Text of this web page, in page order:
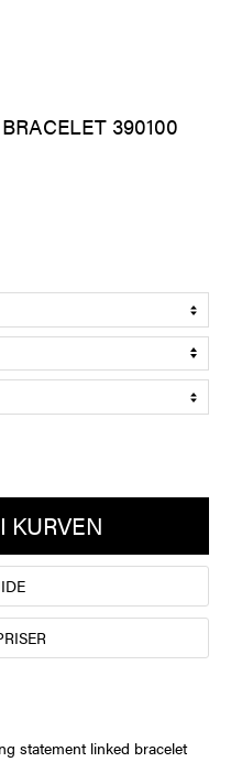
390100
KURVEN
statement linked bracelet